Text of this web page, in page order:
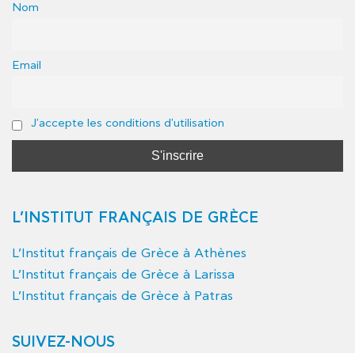
Nom
Email
J'accepte les conditions d'utilisation
L’INSTITUT FRANÇAIS DE GRÈCE
L’Institut français de Grèce à Athènes
L’Institut français de Grèce à Larissa
L’Institut français de Grèce à Patras
SUIVEZ-NOUS